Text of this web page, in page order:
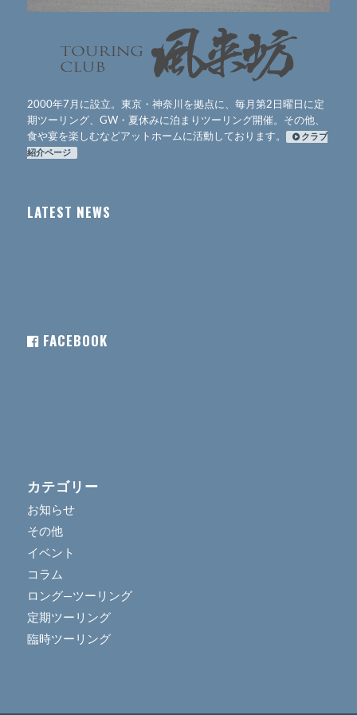
2000年7月に設立。東京・神奈川を拠点に、毎月第2日曜日に定
期ツーリング、GW・夏休みに泊まりツーリング開催。その他、
食や宴を楽しむなどアットホームに活動しております。
クラブ
紹介ページ
LATEST NEWS
FACEBOOK
カテゴリー
お知らせ
その他
イベント
コラム
ロング―ツーリング
定期ツーリング
臨時ツーリング